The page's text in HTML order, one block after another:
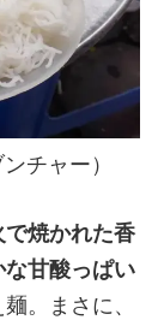
チャー）
で焼かれた香
な甘酸っぱい
。まさに、